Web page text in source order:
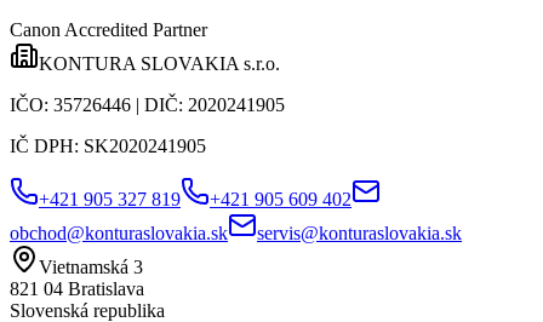
Canon Accredited Partner
KONTURA SLOVAKIA s.r.o.
IČO: 35726446 | DIČ: 2020241905
IČ DPH: SK2020241905
+421 905 327 819
+421 905 609 402
obchod@konturaslovakia.sk
servis@konturaslovakia.sk
Vietnamská 3
821 04 Bratislava
Slovenská republika